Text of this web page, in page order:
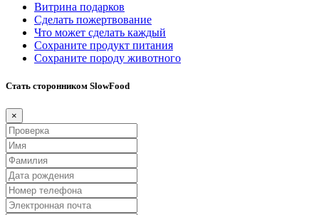
Витрина подарков
Сделать пожертвование
Что может сделать каждый
Сохраните продукт питания
Сохраните породу животного
Стать сторонником SlowFood
×